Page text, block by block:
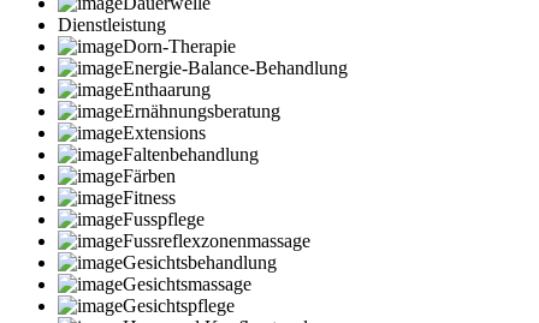
Dienstleistung
Dorn-Therapie
Energie-Balance-Behandlung
Enthaarung
Ernähnungsberatung
Extensions
Faltenbehandlung
Färben
Fitness
Fusspflege
Fussreflexzonenmassage
Gesichtsbehandlung
Gesichtsmassage
Gesichtspflege